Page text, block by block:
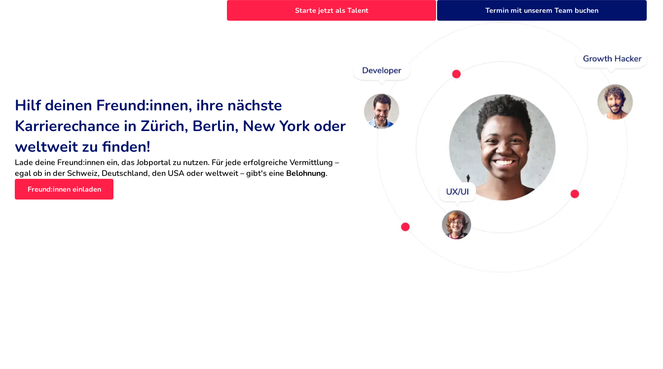
Starte jetzt als Talent Termin mit unserem Team buchen
Hilf deinen Freund:innen, ihre nächste
Karrierechance in Zürich, Berlin, New York oder
weltweit zu finden!
Lade deine Freund:innen ein, das Jobportal zu nutzen. Für jede erfolgreiche Vermittlung –
egal ob in der Schweiz, Deutschland, den USA oder weltweit – gibt's eine Belohnung.
Freund:innen einladen